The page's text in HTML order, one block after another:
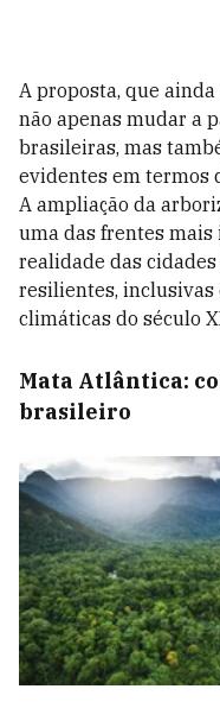
A proposta, que
não apenas mudar a
brasileiras, mas
evidentes em termos
A ampliação da
uma das frentes
realidade das
resilientes, inclusivas
climáticas do século
Mata Atlântica:
brasileiro